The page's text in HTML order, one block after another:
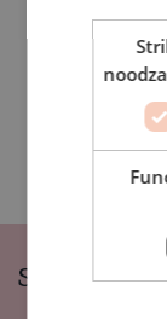
Schrijf je in